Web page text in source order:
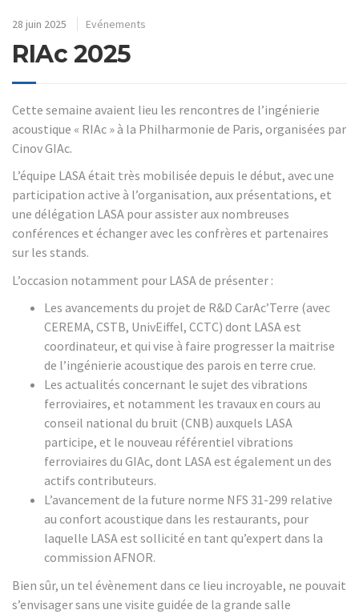
28 juin 2025 Evénements
RIAc 2025
Cette semaine avaient lieu les rencontres de l’ingénierie
acoustique « RIAc » à la Philharmonie de Paris, organisées par
Cinov GIAc.
L’équipe LASA était très mobilisée depuis le début, avec une
participation active à l’organisation, aux présentations, et
une délégation LASA pour assister aux nombreuses
conférences et échanger avec les confrères et partenaires
sur les stands.
L’occasion notamment pour LASA de présenter :
Les avancements du projet de R&D CarAc’Terre (avec
CEREMA, CSTB, UnivEiffel, CCTC) dont LASA est
coordinateur, et qui vise à faire progresser la maitrise
de l’ingénierie acoustique des parois en terre crue.
Les actualités concernant le sujet des vibrations
ferroviaires, et notamment les travaux en cours au
conseil national du bruit (CNB) auxquels LASA
participe, et le nouveau référentiel vibrations
ferroviaires du GIAc, dont LASA est également un des
actifs contributeurs.
L’avancement de la future norme NFS 31-299 relative
au confort acoustique dans les restaurants, pour
laquelle LASA est sollicité en tant qu’expert dans la
commission AFNOR.
Bien sûr, un tel évènement dans ce lieu incroyable, ne pouvait
s’envisager sans une visite guidée de la grande salle